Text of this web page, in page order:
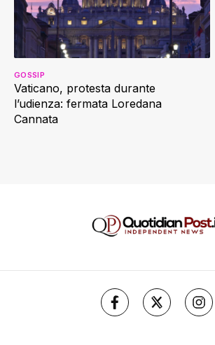
Vaticano, protesta durante
l’udienza: fermata Loredana
Cannata
GOSSIP